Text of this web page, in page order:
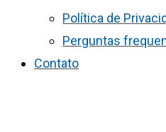
Política de
Perguntas
Contato